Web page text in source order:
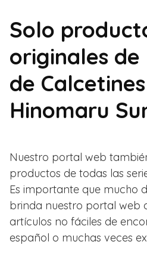
Solo
originales
de
Hinomaru
Nuestro portal web
productos de todas las
Es importante que mucho
brinda nuestro portal web
artículos no fáciles de
español o muchas veces